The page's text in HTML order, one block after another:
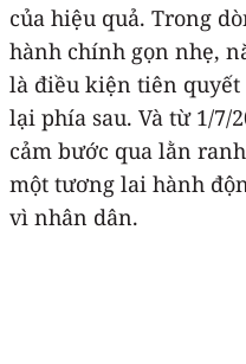
của hiệu quả. Trong
hành chính gọn nhẹ,
là điều kiện tiên
lại phía sau. Và từ 1/7/
cảm bước qua lằn
một tương lai hành
vì nhân dân.